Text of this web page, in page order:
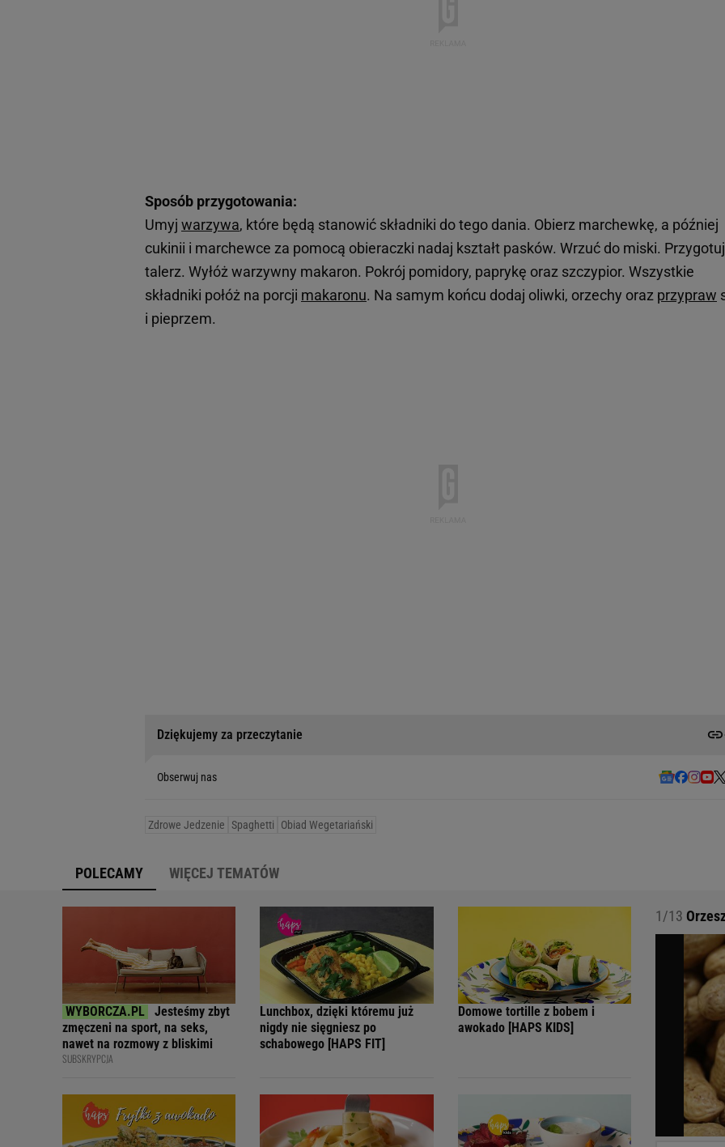
Sposób przygotowania:
Umyj warzywa, które będą stanowić składniki do tego dania. Obierz marchewkę, a później
cukinii i marchewce za pomocą obieraczki nadaj kształt pasków. Wrzuć do miski. Przygotuj
talerz. Wyłóż warzywny makaron. Pokrój pomidory, paprykę oraz szczypior. Wszystkie
składniki połóż na porcji makaronu. Na samym końcu dodaj oliwki, orzechy oraz przypraw
i pieprzem.
Dziękujemy za przeczytanie
Obserwuj nas
Zdrowe Jedzenie Spaghetti Obiad Wegetariański
POLECAMY WIĘCEJ TEMATÓW
Jesteśmy zbyt
zmęczeni na sport, na seks,
nawet na rozmowy z bliskimi
SUBSKRYPCJA
Lunchbox, dzięki któremu już
nigdy nie sięgniesz po
schabowego [HAPS FIT]
Domowe tortille z bobem i
awokado [HAPS KIDS]
1/13